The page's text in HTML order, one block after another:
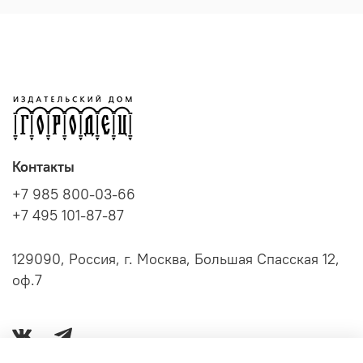
Контакты
+7 985 800-03-66
+7 495 101-87-87
129090, Россия, г. Москва, Большая Спасская 12,
оф.7